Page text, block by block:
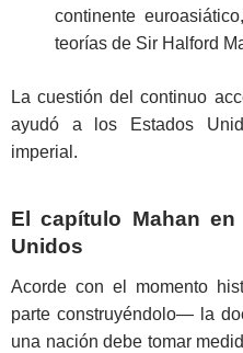
continente
teorías de Sir Halford
La cuestión del continuo
ayudó a los Estados
imperial.
El capítulo Mahan
Unidos
Acorde con el momento
parte construyéndolo— la
una nación debe tomar